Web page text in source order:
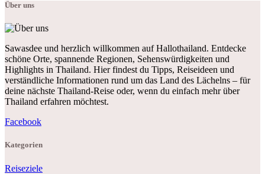
Über uns
Sawasdee und herzlich willkommen auf Hallothailand. Entdecke
schöne Orte, spannende Regionen, Sehenswürdigkeiten und
Highlights in Thailand. Hier findest du Tipps, Reiseideen und
verständliche Informationen rund um das Land des Lächelns – für
deine nächste Thailand-Reise oder, wenn du einfach mehr über
Thailand erfahren möchtest.
Facebook
Kategorien
Reiseziele